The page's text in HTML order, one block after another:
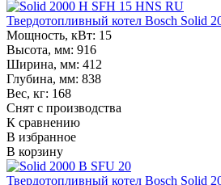
Твердотопливный котел Bosch Solid
Мощность, кВт: 15
Высота, мм: 916
Ширина, мм: 412
Глубина, мм: 838
Вес, кг: 168
Снят с производства
К сравнению
В избранное
В корзину
Твердотопливный котел Bosch Solid